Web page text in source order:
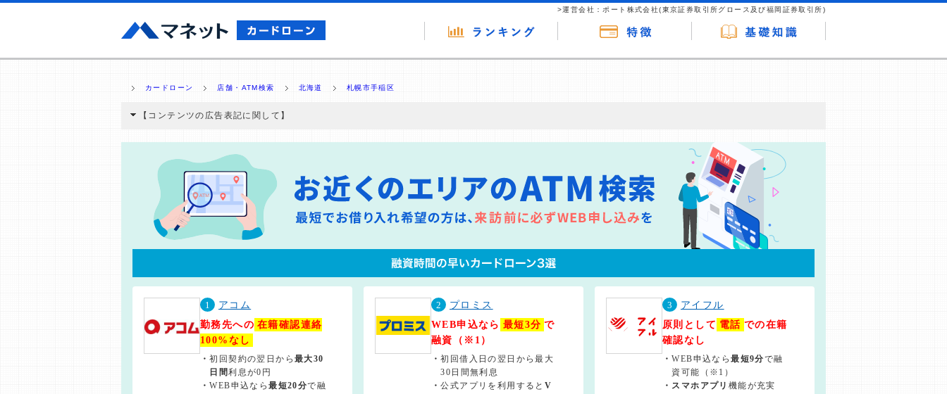
>運営会社：ポート株式会社(東京証券取引所グロース及び福岡証券取引所)
カードローン 店舗・ATM検索 北海道 札幌市手稲区
【コンテンツの広告表記に関して】
と弊社に対して企業から紹介報酬が支払われるという収益モデルです。 ただし、特定の商品を根拠なくPRするものではなく、当編集部の調査／ユーザーへの口コ
ミ収集などに基づき、公平性を担保した情報提供を行っています。
>提携企業一覧
1
アコム
勤務先への 在籍確認連絡
100%なし
・初回契約の翌日から最大30
日間利息が0円
・WEB申込なら最短20分で融
2
プロミス
WEB申込なら 最短3分 で
融資（※1）
・初回借入日の翌日から最大
30日間無利息
・公式アプリを利用すると V
3
アイフル
原則として 電話 での在籍
確認なし
・WEB申込なら最短9分で融
資可能（※1）
・ スマホアプリ 機能が充実